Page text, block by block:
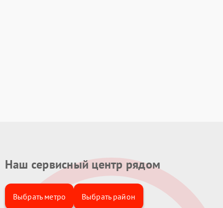
Наш сервисный центр рядом
Выбрать метро Выбрать район